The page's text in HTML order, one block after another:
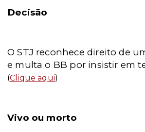
Decisão
O STJ reconhece direito de
e multa o BB por insistir em
(Clique aqui)
Vivo ou morto